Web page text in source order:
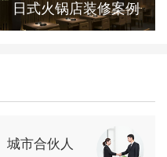
日式火锅店装修案例
城市合伙人